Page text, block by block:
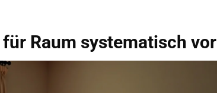
Raum systematisch vor